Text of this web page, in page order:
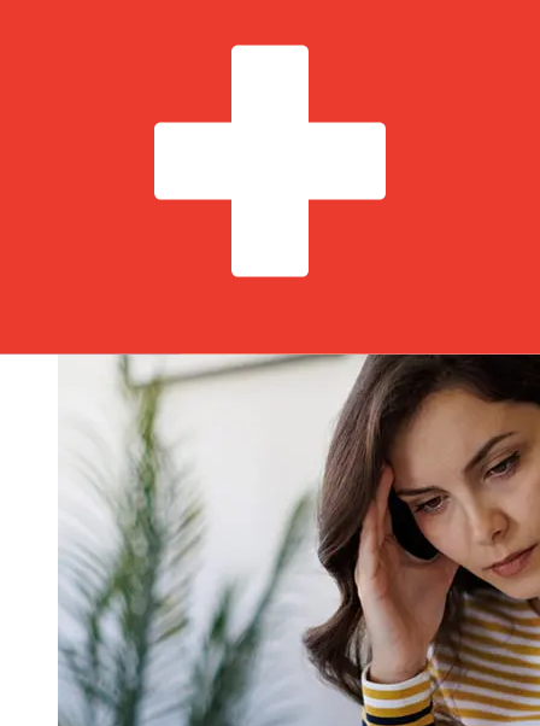
Die Lieferzeiten für internationale Überweisungen mit
dauern internationale Banküberweisungen 1 bis 5
beeinflussen. Überprüfen Sie Raiffeisen